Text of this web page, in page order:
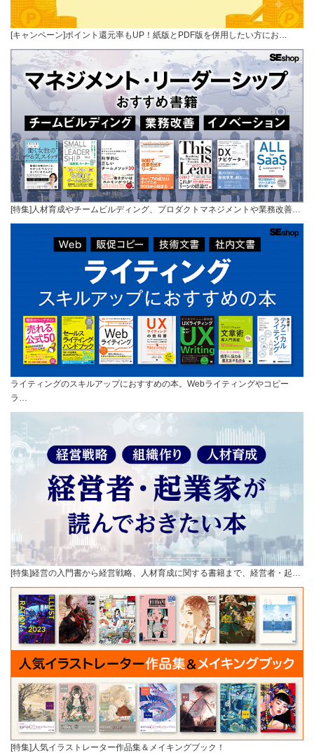
[キャンペーン]ポイント還元率もUP！紙版とPDF版を併用したい方にお…
[特集]人材育成やチームビルディング、プロダクトマネジメントや業務改善…
ライティングのスキルアップにおすすめの本。Webライティングやコピー
ラ…
[特集]経営の入門書から経営戦略、人材育成に関する書籍まで、経営者・起…
[特集]人気イラストレーター作品集＆メイキングブック！